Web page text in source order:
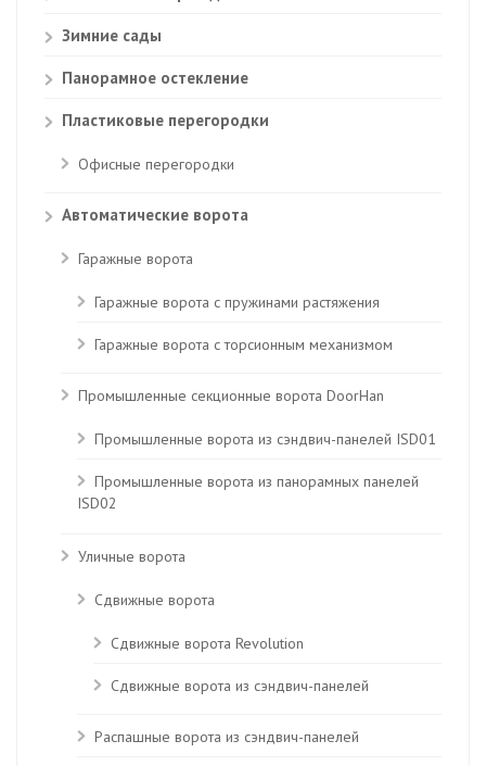
Зимние сады
Панорамное остекление
Пластиковые перегородки
Офисные перегородки
Автоматические ворота
Гаражные ворота
Гаражные ворота с пружинами растяжения
Гаражные ворота с торсионным механизмом
Промышленные секционные ворота DoorHan
Промышленные ворота из сэндвич-панелей ISD01
Промышленные ворота из панорамных панелей
ISD02
Уличные ворота
Сдвижные ворота
Сдвижные ворота Revolution
Сдвижные ворота из сэндвич-панелей
Распашные ворота из сэндвич-панелей